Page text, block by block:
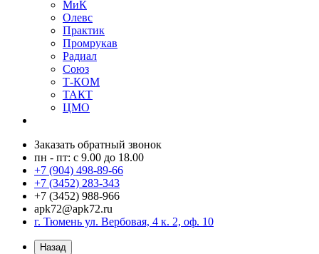
МиК
Олевс
Практик
Промрукав
Радиал
Союз
Т-КОМ
ТАКТ
ЦМО
Заказать обратный звонок
пн - пт: с 9.00 до 18.00
+7 (904) 498-89-66
+7 (3452) 283-343
+7 (3452) 988-966
apk72@apk72.ru
г. Тюмень ул. Вербовая, 4 к. 2, оф. 10
Назад